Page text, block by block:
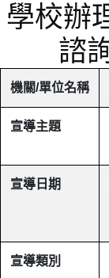
學校辦
諮
機關/單位名稱
宣導主題
宣導日期
宣導類別